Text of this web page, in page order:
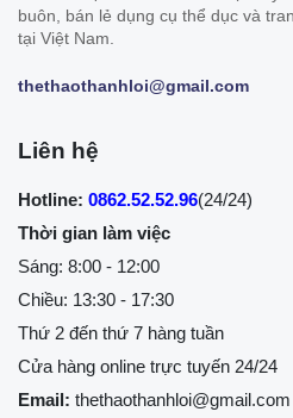
buôn, bán lẻ dụng cụ thể dục và
tại Việt Nam.
thethaothanhloi@gmail.com
Liên hệ
Hotline: 0862.52.52.96(24/24)
Thời gian làm việc
Sáng: 8:00 - 12:00
Chiều: 13:30 - 17:30
Thứ 2 đến thứ 7 hàng tuần
Cửa hàng online trực tuyến 24/24
Email: thethaothanhloi@gmail.com